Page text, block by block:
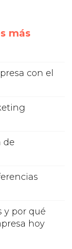
más
con el
de
y por qué
hoy